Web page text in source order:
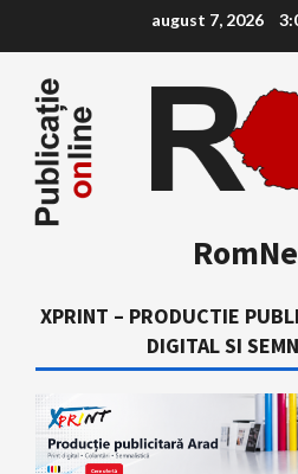
content
august 7, 2026
XPRINT – PRODUCTIE
DIGITAL SI